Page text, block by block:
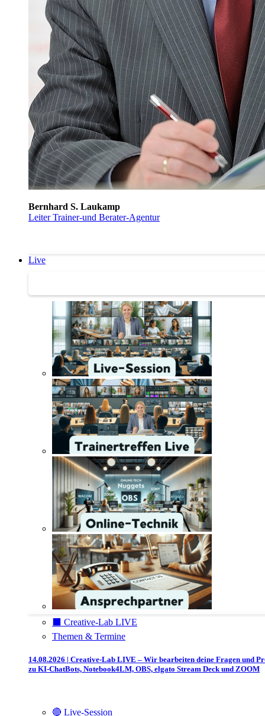
Bernhard S. Laukamp
Leiter Trainer-und Berater-Agentur
Live
⬛️ Creative-Lab LIVE
Themen & Termine
14.08.2026 | Creative-Lab LIVE – Wir bearbeiten deine Fragen und
zu KI-ChatBots, Notebook4LM, OBS, elgato Stream Deck und ZOOM
🔴 Live-Session